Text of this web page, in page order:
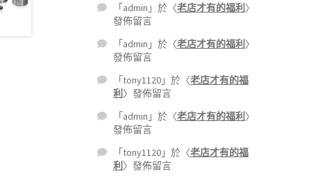
「admin 」於〈老店才有的福利 〉
發佈留言
「admin 」於〈老店才有的福利 〉
發佈留言
「tony1120」於〈老店才有的福
利 〉發佈留言
「admin 」於〈老店才有的福利 〉
發佈留言
「tony1120」於〈老店才有的福
利 〉發佈留言